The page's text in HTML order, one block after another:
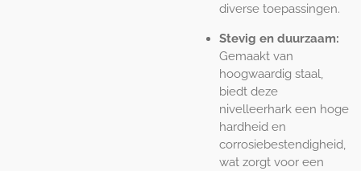
diverse toepassingen.
Stevig en duurzaam:
Gemaakt van
hoogwaardig staal,
biedt deze
nivelleerhark een hoge
hardheid en
corrosiebestendigheid,
wat zorgt voor een